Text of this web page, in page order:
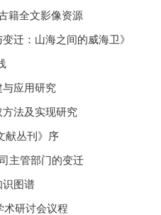
籍全文影像资源
迁：山海之间的威海卫》
应用研究
法及实现研究
献丛刊》序
主管部门的变迁
识图谱
术研讨会议程